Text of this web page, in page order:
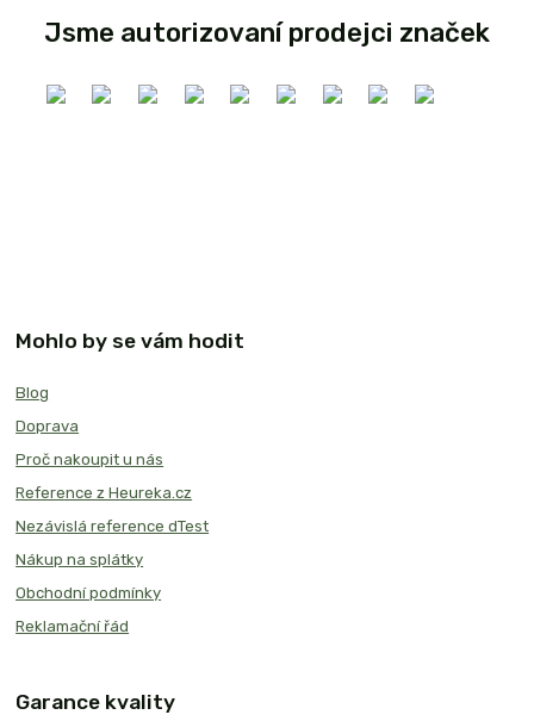
Jsme autorizovaní prodejci značek
Mohlo by se vám hodit
Blog
Doprava
Proč nakoupit u nás
Reference z Heureka.cz
Nezávislá reference dTest
Nákup na splátky
Obchodní podmínky
Reklamační řád
Garance kvality